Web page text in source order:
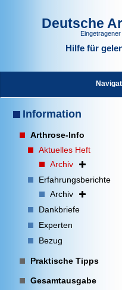
Deutsche
Hilfe für
Information
Arthrose-Info
Aktuelles Heft
Archiv
Erfahrungsberichte
Archiv
Dankbriefe
Experten
Bezug
Praktische Tipps
Gesamtausgabe